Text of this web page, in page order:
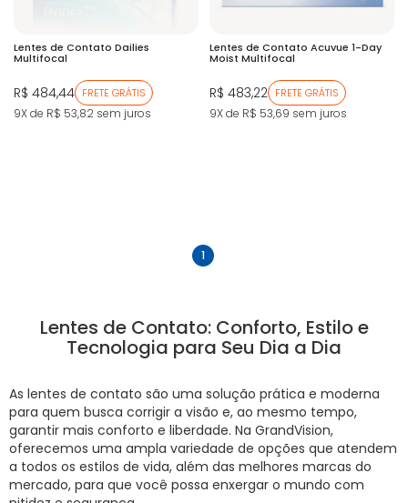
Lentes de Contato Dailies
Multifocal
R$ 484,44 FRETE GRÁTIS
9X de R$ 53,82 sem juros
Lentes de Contato Acuvue 1-Day
Moist Multifocal
R$ 483,22 FRETE GRÁTIS
9X de R$ 53,69 sem juros
1
Lentes de Contato: Conforto, Estilo e
Tecnologia para Seu Dia a Dia
As lentes de contato são uma solução prática e moderna
para quem busca corrigir a visão e, ao mesmo tempo,
garantir mais conforto e liberdade. Na GrandVision,
oferecemos uma ampla variedade de opções que atendem
a todos os estilos de vida, além das melhores marcas do
mercado, para que você possa enxergar o mundo com